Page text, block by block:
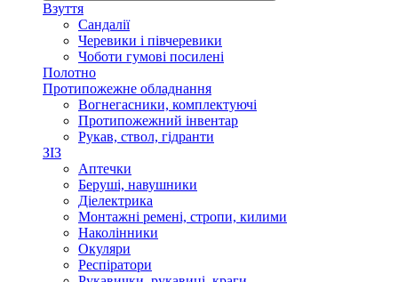
Взуття
Сандалії
Черевики і півчеревики
Чоботи гумові посилені
Полотно
Протипожежне обладнання
Вогнегасники, комплектуючі
Протипожежний інвентар
Рукав, ствол, гідранти
ЗІЗ
Аптечки
Беруші, навушники
Діелектрика
Монтажні ремені, стропи, килими
Наколінники
Окуляри
Респіратори